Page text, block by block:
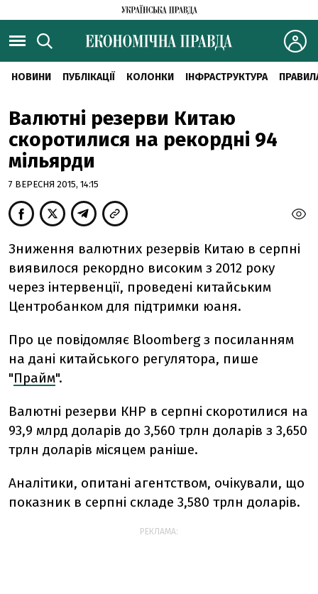
НОВИНИ ПУБЛІКАЦІЇ КОЛОНКИ ІНФРАСТРУКТУРА
Валютні резерви Китаю
скоротилися на рекордні 94
мільярди
7 ВЕРЕСНЯ 2015, 14:15
Зниження валютних резервів Китаю в серпні
виявилося рекордно високим з 2012 року
через інтервенції, проведені китайським
Центробанком для підтримки юаня.
Про це повідомляє Bloomberg з посиланням
на дані китайського регулятора, пише
"Прайм".
Валютні резерви КНР в серпні скоротилися на
93,9 млрд доларів до 3,560 трлн доларів з 3,650
трлн доларів місяцем раніше.
Аналітики, опитані агентством, очікували, що
показник в серпні складе 3,580 трлн доларів.
РЕКЛАМА: